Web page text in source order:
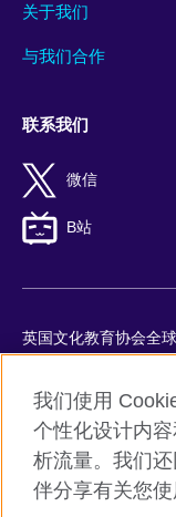
关于我们
与我们合作
联系我们
微信
B站
英国文化教育协会全
Cookie
网站地图
ICP number: 京ICP
京公网安备
我们使用
个性化设计内
析流量。我们
伴分享有关您使